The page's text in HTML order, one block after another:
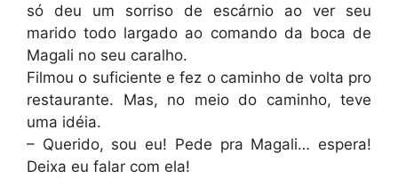
só deu um sorriso de escárnio ao ver seu
marido todo largado ao comando da boca de
Magali no seu caralho.
Filmou o suficiente e fez o caminho de volta pro
restaurante. Mas, no meio do caminho, teve
uma idéia.
– Querido, sou eu! Pede pra Magali… espera!
Deixa eu falar com ela!